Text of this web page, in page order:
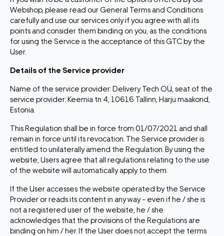
Webshop, please read our General Terms and Conditions
carefully and use our services only if you agree with all its
points and consider them binding on you, as the conditions
for using the Service is the acceptance of this GTC by the
User.
Details of the Service provider
Name of the service provider: Delivery Tech OÜ, seat of the
service provider: Keemia tn 4, 10616 Tallinn, Harju maakond,
Estonia.
This Regulation shall be in force from 01/07/2021 and shall
remain in force until its revocation. The Service provider is
entitled to unilaterally amend the Regulation. By using the
website, Users agree that all regulations relating to the use
of the website will automatically apply to them.
If the User accesses the website operated by the Service
Provider or reads its content in any way - even if he / she is
not a registered user of the website, he / she
acknowledges that the provisions of the Regulations are
binding on him / her. If the User does not accept the terms